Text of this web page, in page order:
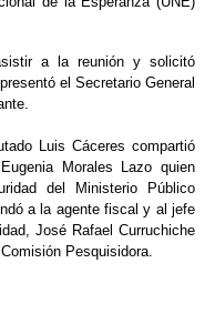
a la reunión y solicitó
el Secretario General
Luis Cáceres compartió
Morales Lazo quien
del Ministerio Público
a la agente fiscal y al jefe
José Rafael Curruchiche
Pesquisidora.